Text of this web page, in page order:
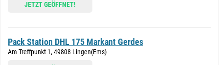
JETZT GEÖFFNET!
Pack Station DHL 175 Markant Gerdes
Am Treffpunkt 1, 49808 Lingen(Ems)